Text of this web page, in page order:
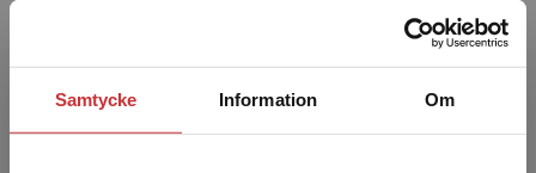
Samtycke Information Om
vuxensjukvården. Hans un...